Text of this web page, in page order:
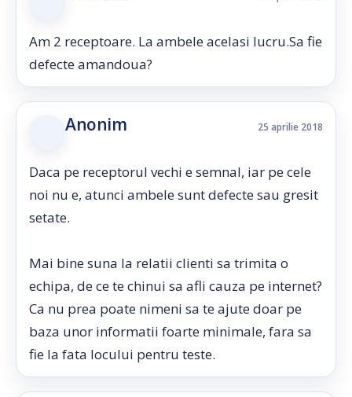
Am 2 receptoare. La ambele acelasi lucru.Sa fie
defecte amandoua?
Anonim 25 aprilie 2018
Daca pe receptorul vechi e semnal, iar pe cele
noi nu e, atunci ambele sunt defecte sau gresit
setate.
Mai bine suna la relatii clienti sa trimita o
echipa, de ce te chinui sa afli cauza pe internet?
Ca nu prea poate nimeni sa te ajute doar pe
baza unor informatii foarte minimale, fara sa
fie la fata locului pentru teste.